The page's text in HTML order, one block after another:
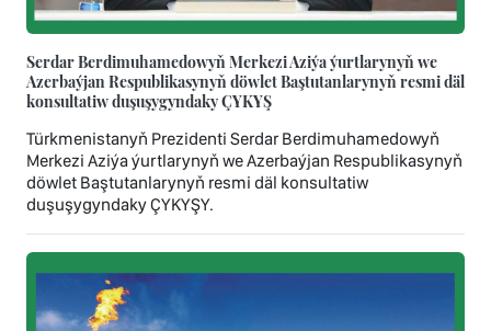
Serdar Berdimuhamedowyň Merkezi Aziýa ýurtlarynyň we
Azerbaýjan Respublikasynyň döwlet Baştutanlarynyň resmi däl
konsultatiw duşuşygyndaky ÇYKYŞ
Türkmenistanyň Prezidenti Serdar Berdimuhamedowyň
Merkezi Aziýa ýurtlarynyň we Azerbaýjan Respublikasynyň
döwlet Baştutanlarynyň resmi däl konsultatiw
duşuşygyndaky ÇYKYŞY.